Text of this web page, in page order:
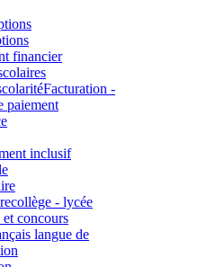
financier
Facturation -
paiement
inclusif
collège - lycée
et concours
langue de